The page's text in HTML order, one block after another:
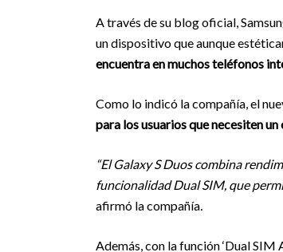
A través de su blog oficial,
un dispositivo que aunque
encuentra en muchos teléfonos
Como lo indicó la compañía, el
para los usuarios que necesiten
“El Galaxy S Duos combina
funcionalidad Dual SIM, que
afirmó la compañía.
Además, con la función ‘Dual SIM